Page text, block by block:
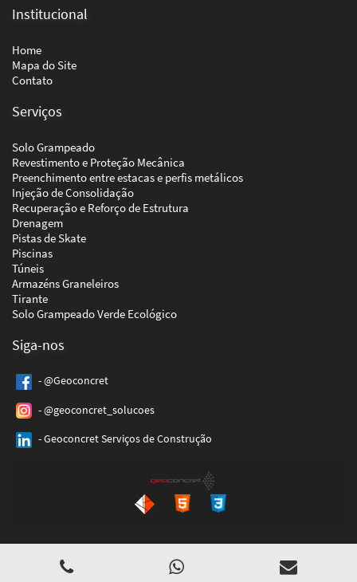
Institucional
Home
Mapa do Site
Contato
Serviços
Solo Grampeado
Revestimento e Proteção Mecânica
Preenchimento entre estacas e perfis metálicos
Injeção de Consolidação
Recuperação e Reforço de Estrutura
Drenagem
Pistas de Skate
Piscinas
Túneis
Armazéns Graneleiros
Tirante
Solo Grampeado Verde Ecológico
Siga-nos
- @Geoconcret
- @geoconcret_solucoes
- Geoconcret Serviços de Construção